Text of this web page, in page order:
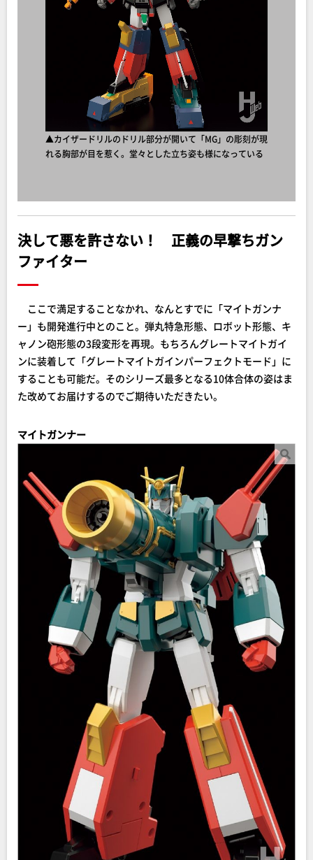
▲カイザードリルのドリル部分が開いて「MG」の彫刻が現
れる胸部が目を惹く。堂々とした立ち姿も様になっている
決して悪を許さない！ 正義の早撃ちガン
ファイター
ここで満足することなかれ、なんとすでに「マイトガンナ
ー」も開発進行中とのこと。弾丸特急形態、ロボット形態、キ
ャノン砲形態の3段変形を再現。もちろんグレートマイトガイ
ンに装着して「グレートマイトガインパーフェクトモード」に
することも可能だ。そのシリーズ最多となる10体合体の姿はま
た改めてお届けするのでご期待いただきたい。
マイトガンナー